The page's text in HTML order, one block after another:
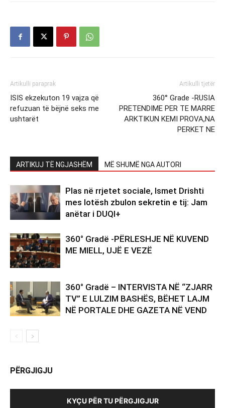
Artikulli paraprak
ISIS ekzekuton 19 vajza që
refuzuan të bëjnë seks me
ushtarët
Artikulli tjetër
360° Grade -RUSIA
PRETENDIME PER TE MARRE
ARKTIKUN KEMI PROVA,NA
PERKET NE
ARTIKUJ TË NGJASHËM MË SHUMË NGA AUTORI
Plas në rrjetet sociale, Ismet Drishti
mes lotësh zbulon sekretin e tij: Jam
anëtar i DUQI+
360° Gradë -PËRLESHJE NË KUVEND
ME MIELL, UJË E VEZË
360° Gradë – INTERVISTA NË “ZJARR
TV” E LULZIM BASHËS, BËHET LAJM
NË PORTALE DHE GAZETA NË VEND
PËRGJIGJU
KYÇU PËR TU PËRGJIGJUR